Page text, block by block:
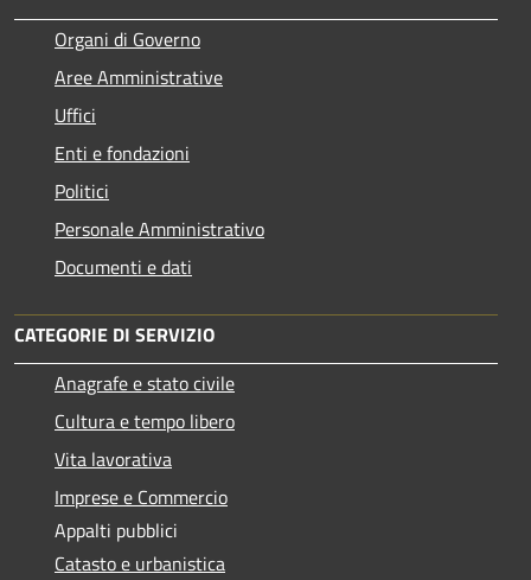
Organi di Governo
Aree Amministrative
Uffici
Enti e fondazioni
Politici
Personale Amministrativo
Documenti e dati
CATEGORIE DI SERVIZIO
Anagrafe e stato civile
Cultura e tempo libero
Vita lavorativa
Imprese e Commercio
Appalti pubblici
Catasto e urbanistica